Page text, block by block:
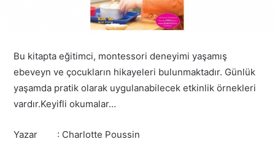
Bu kitapta eğitimci, montessori deneyimi yaşamış
ebeveyn ve çocukların hikayeleri bulunmaktadır. Günlük
yaşamda pratik olarak uygulanabilecek etkinlik örnekleri
vardır.Keyifli okumalar…
Yazar : Charlotte Poussin